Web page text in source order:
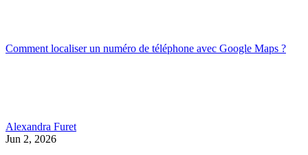
Comment localiser un numéro de téléphone avec Google Maps ?
Alexandra Furet
Jun 2, 2026